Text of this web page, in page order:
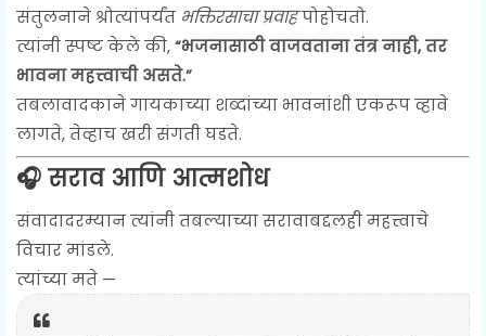
संतुलनाने श्रोत्यांपर्यंत भक्तिरसाचा प्रवाहपोहोचतो.
त्यांनी स्पष्ट केले की,“भजनासाठी वाजवताना तंत्र नाही, तर
भावना महत्त्वाची असते.”
तबलावादकाने गायकाच्या शब्दांच्या भावनांशी एकरूप व्हावे
लागते, तेव्हाच खरी संगती घडते.
🎧 सराव आणि आत्मशोध
संवादादरम्यान त्यांनी तबल्याच्या सरावाबद्दलही महत्त्वाचे
विचार मांडले.
त्यांच्या मते —